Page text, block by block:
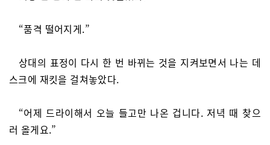
“품격 떨어지게.”
상대의 표정이 다시 한 번 바뀌는 것을 지켜보면서 나는 데
스크에 재킷을 걸쳐놓았다.
“어제 드라이해서 오늘 들고만 나온 겁니다. 저녁 때 찾으
러 올게요.”